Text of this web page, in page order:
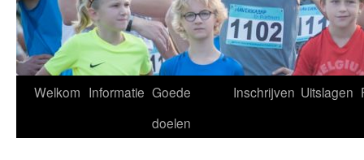
Welkom Informatie Goede
doelen
Inschrijven Uitslagen